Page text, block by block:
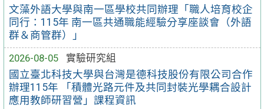
文藻外語大學與南一區學校共同辦理「職人培育校企
同行：115年 南一區共通職能經驗分享座談會（外語
群＆商管群）」
2026-08-05
實驗研究組
國立臺北科技大學與台灣是德科技股份有限公司合作
辦理115年 「積體光路元件及共同封裝光學耦合設計
應用教師研習營」課程資訊